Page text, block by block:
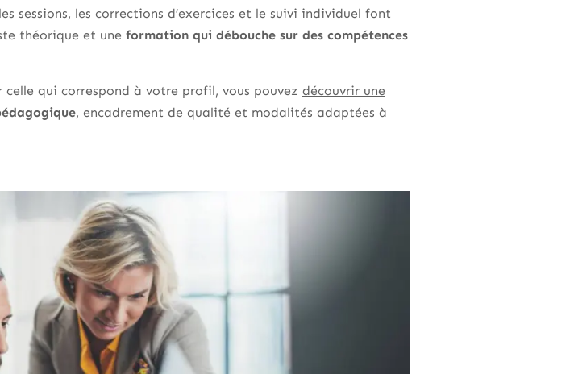
sessions, les corrections d’exercices et le suivi individuel font
théorique et une formation qui débouche sur des compétences
qui correspond à votre profil, vous pouvez découvrir une
, encadrement de qualité et modalités adaptées à